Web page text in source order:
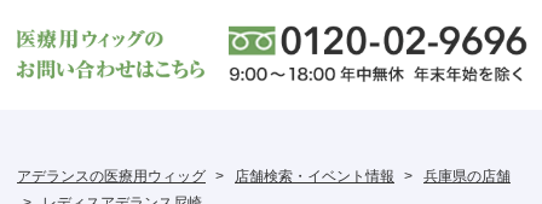
アデランスの医療用ウィッグ 店舗検索・イベント情報
兵庫県の店舗